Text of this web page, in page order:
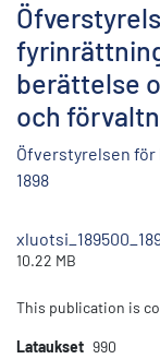
berättelse
och
Öfverstyrelsen
1898
10.22 MB
This publication is
Lataukset 990